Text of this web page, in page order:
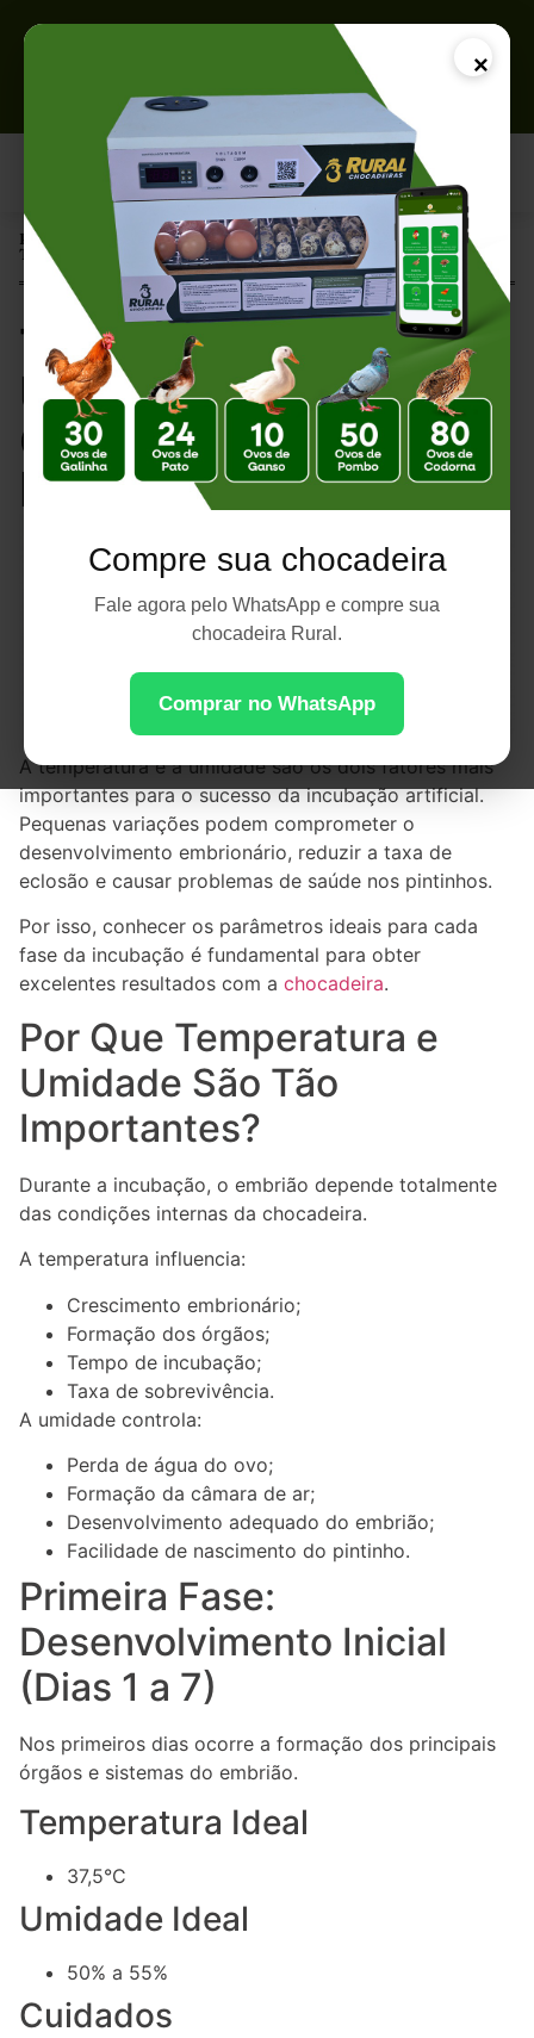
×
Compre sua chocadeira
Fale agora pelo WhatsApp e compre sua
chocadeira Rural.
Comprar no WhatsApp
Página Inicial |
Temperatura e Umidade Ideais para Cada Fase da Incubação
Temperatura e
Umidade Ideais para
Cada Fase da
Incubação
A temperatura e a umidade são os dois fatores mais
importantes para o sucesso da incubação artificial.
Pequenas variações podem comprometer o
desenvolvimento embrionário, reduzir a taxa de
eclosão e causar problemas de saúde nos pintinhos.
Por isso, conhecer os parâmetros ideais para cada
fase da incubação é fundamental para obter
excelentes resultados com a chocadeira.
Por Que Temperatura e
Umidade São Tão
Importantes?
Durante a incubação, o embrião depende totalmente
das condições internas da chocadeira.
A temperatura influencia:
Crescimento embrionário;
Formação dos órgãos;
Tempo de incubação;
Taxa de sobrevivência.
A umidade controla:
Perda de água do ovo;
Formação da câmara de ar;
Desenvolvimento adequado do embrião;
Facilidade de nascimento do pintinho.
Primeira Fase:
Desenvolvimento Inicial
(Dias 1 a 7)
Nos primeiros dias ocorre a formação dos principais
órgãos e sistemas do embrião.
Temperatura Ideal
37,5°C
Umidade Ideal
50% a 55%
Cuidados